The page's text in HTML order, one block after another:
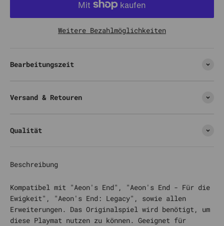
Weitere Bezahlmöglichkeiten
Bearbeitungszeit
Versand & Retouren
Qualität
Beschreibung
Kompatibel mit "Aeon's End", "Aeon's End - Für die
Ewigkeit", "Aeon's End: Legacy", sowie allen
Erweiterungen. Das Originalspiel wird benötigt, um
diese Playmat nutzen zu können. Geeignet für